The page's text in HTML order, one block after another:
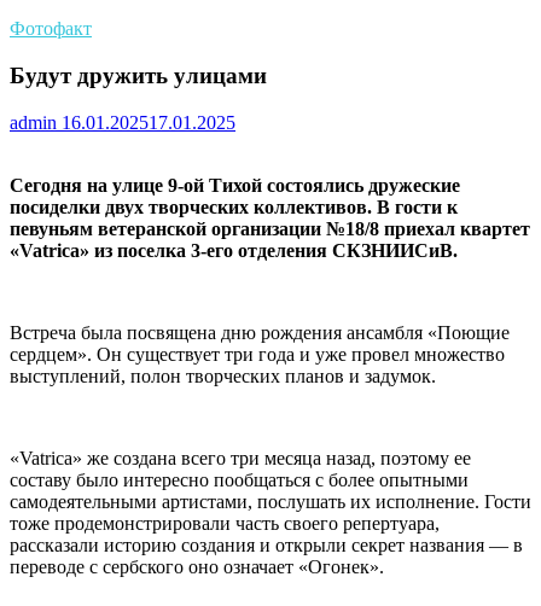
Фотофакт
Будут дружить улицами
admin 16.01.202517.01.2025
Сегодня на улице 9-ой Тихой состоялись дружеские
посиделки двух творческих коллективов. В гости к
певуньям ветеранской организации №18/8 приехал квартет
«Vatrica» из поселка 3-его отделения СКЗНИИСиВ.
Встреча была посвящена дню рождения ансамбля «Поющие
сердцем». Он существует три года и уже провел множество
выступлений, полон творческих планов и задумок.
«Vatrica» же создана всего три месяца назад, поэтому ее
составу было интересно пообщаться с более опытными
самодеятельными артистами, послушать их исполнение. Гости
тоже продемонстрировали часть своего репертуара,
рассказали историю создания и открыли секрет названия — в
переводе с сербского оно означает «Огонек».